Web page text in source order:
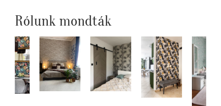
Rólunk mondták